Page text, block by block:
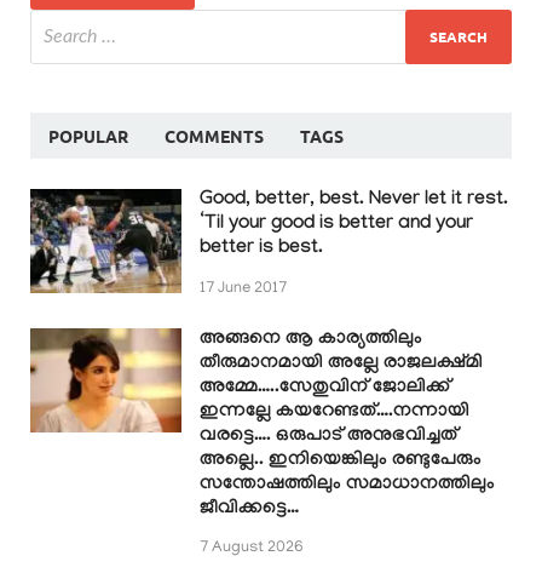
POPULAR COMMENTS TAGS
Good, better, best. Never let it rest.
‘Til your good is better and your
better is best.
17 June 2017
അങ്ങനെ ആ കാര്യത്തിലും
തീരുമാനമായി അല്ലേ രാജലക്ഷ്മി
അമ്മേ…..സേതുവിന് ജോലിക്ക്
ഇന്നല്ലേ കയറേണ്ടത്….നന്നായി
വരട്ടെ…. ഒരുപാട് അനുഭവിച്ചത്
അല്ലെ.. ഇനിയെങ്കിലും രണ്ടുപേരും
സന്തോഷത്തിലും സമാധാനത്തിലും
ജീവിക്കട്ടെ…
7 August 2026